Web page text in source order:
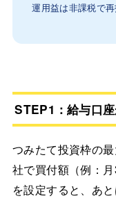
運用益は非課税で
STEP1：給与口
つみたて投資枠の
社で買付額（例：
を設定すると、あ